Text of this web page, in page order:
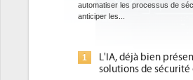
les processus de sécurité, à simuler et
L'IA, déjà bien présente dans les
solutions de sécurité et...